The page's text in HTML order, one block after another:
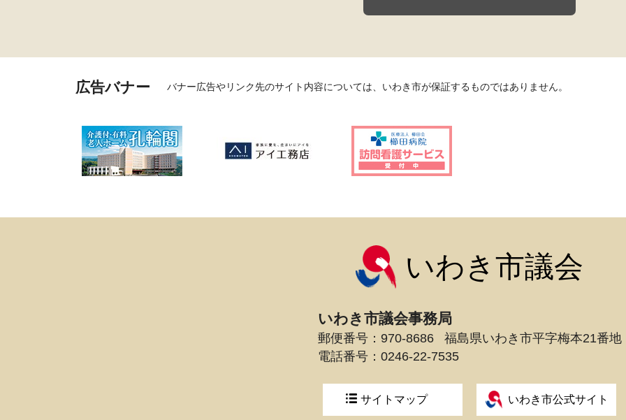
広告バナー バナー広告やリンク先のサイト内容については、いわき市が保証するものではありません。
いわき市議会
いわき市議会事務局
郵便番号：970-8686
福島県いわき市平字梅本21番地
電話番号： 0246-22-7535
サイトマップ いわき市公式サイト